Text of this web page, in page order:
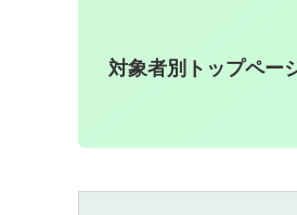
対象者別トップペー